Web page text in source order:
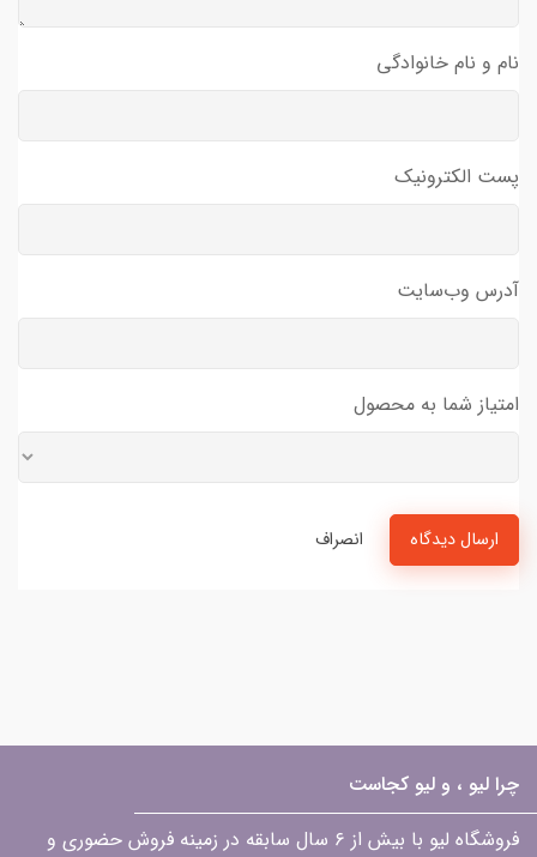
نام و نام خانوادگی
پست الکترونیک
آدرس وب‌سایت
امتیاز شما به محصول
ارسال دیدگاه انصراف
چرا لیو ، و لیو کجاست
فروشگاه لیو با بیش از ۶ سال سابقه در زمینه فروش حضوری و